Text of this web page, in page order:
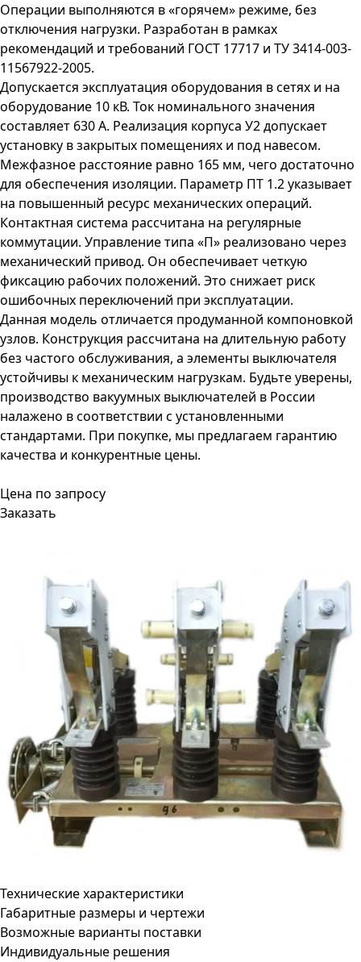
Операции выполняются в «горячем» режиме, без
отключения нагрузки. Разработан в рамках
рекомендаций и требований ГОСТ 17717 и ТУ 3414-003-
11567922-2005.
Допускается эксплуатация оборудования в сетях и на
оборудование 10 кВ. Ток номинального значения
составляет 630 А. Реализация корпуса У2 допускает
установку в закрытых помещениях и под навесом.
Межфазное расстояние равно 165 мм, чего достаточно
для обеспечения изоляции. Параметр ПТ 1.2 указывает
на повышенный ресурс механических операций.
Контактная система рассчитана на регулярные
коммутации. Управление типа «П» реализовано через
механический привод. Он обеспечивает четкую
фиксацию рабочих положений. Это снижает риск
ошибочных переключений при эксплуатации.
Данная модель отличается продуманной компоновкой
узлов. Конструкция рассчитана на длительную работу
без частого обслуживания, а элементы выключателя
устойчивы к механическим нагрузкам. Будьте уверены,
производство вакуумных выключателей в России
налажено в соответствии с установленными
стандартами. При покупке, мы предлагаем гарантию
качества и конкурентные цены.
Цена по запросу
Заказать
Технические характеристики
Габаритные размеры и чертежи
Возможные варианты поставки
Индивидуальные решения